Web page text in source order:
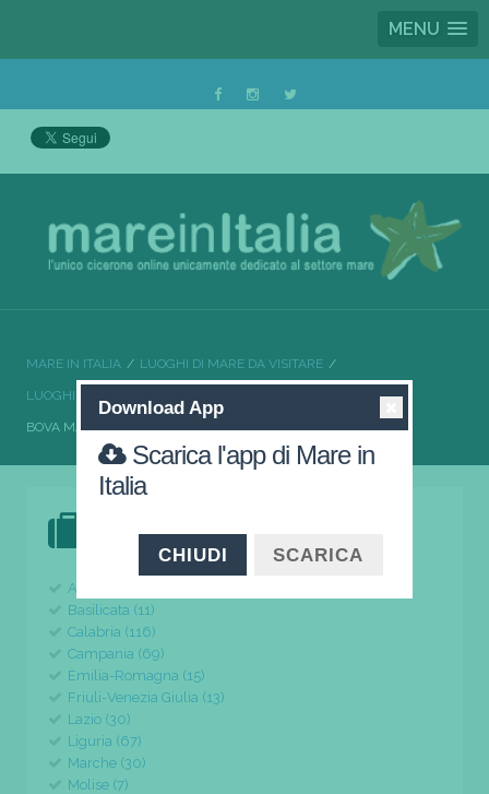
MENU
MARE IN ITALIA LUOGHI DI MARE DA VISITARE
LUOGHI DI MARE DA VISITARE CALABRIA
BOVA MARINA TRA STORIA E DIVERTIMENTO
Abruzzo (24)
Basilicata (11)
Calabria (116)
Campania (69)
Emilia-Romagna (15)
Friuli-Venezia Giulia (13)
Lazio (30)
Liguria (67)
Marche (30)
Molise (7)
Download App
Scarica l'app di Mare in
Italia
CHIUDI SCARICA